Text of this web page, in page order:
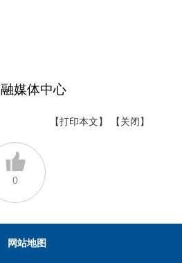
媒体中心
【打印本文】 【关闭】
0
网站地图